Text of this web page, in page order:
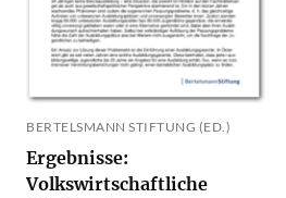
BERTELSMANN STIFTUNG (ED.)
Ergebnisse:
Volkswirtschaftliche